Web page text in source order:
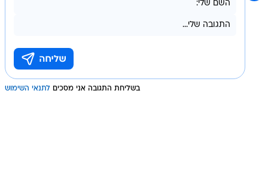
בשליחת התגובה אני מסכים לתנאי השימוש